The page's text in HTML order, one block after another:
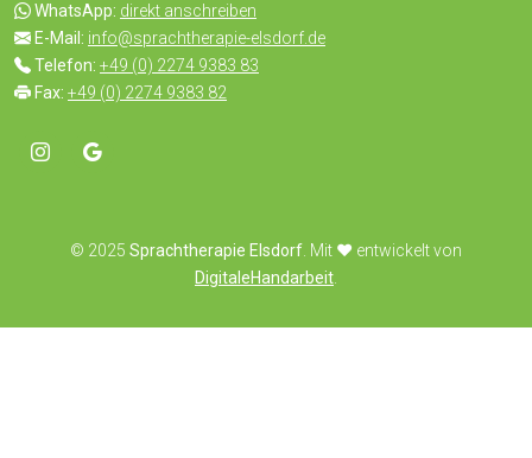
WhatsApp: direkt anschreiben
E-Mail: info@sprachtherapie-elsdorf.de
Telefon: +49 (0) 2274 9383 83
Fax: +49 (0) 2274 9383 82
© 2025 Sprachtherapie Elsdorf . Mit ♥️ entwickelt von
DigitaleHandarbeit